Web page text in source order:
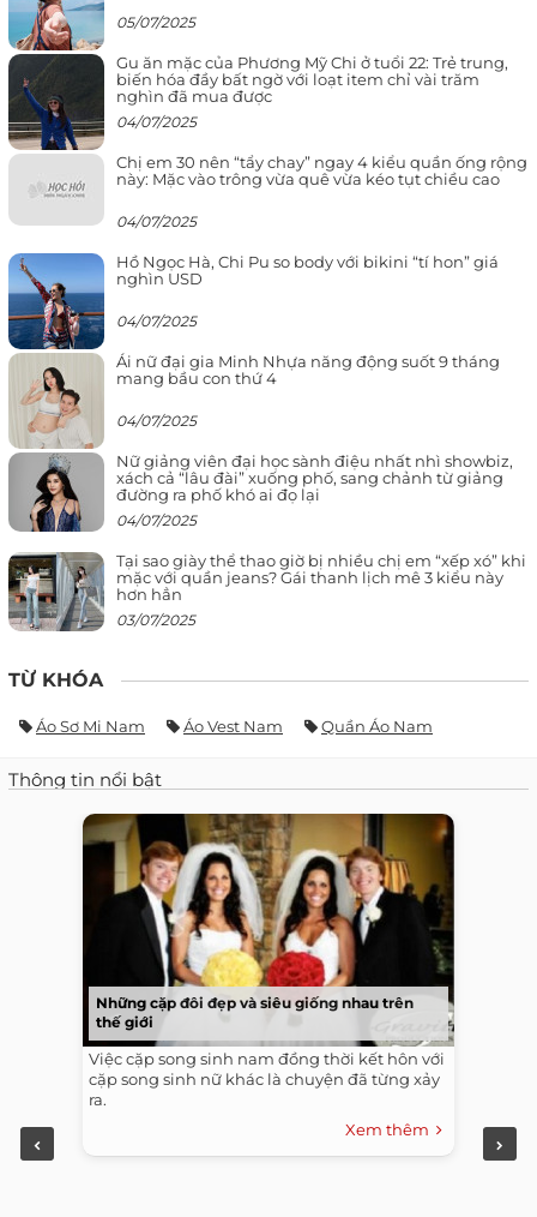
05/07/2025
Gu ăn mặc của Phương Mỹ Chi ở tuổi 22: Trẻ trung,
biến hóa đầy bất ngờ với loạt item chỉ vài trăm
nghìn đã mua được
04/07/2025
Chị em 30 nên “tẩy chay” ngay 4 kiểu quần ống rộng
này: Mặc vào trông vừa quê vừa kéo tụt chiều cao
04/07/2025
Hồ Ngọc Hà, Chi Pu so body với bikini “tí hon” giá
nghìn USD
04/07/2025
Ái nữ đại gia Minh Nhựa năng động suốt 9 tháng
mang bầu con thứ 4
04/07/2025
Nữ giảng viên đại học sành điệu nhất nhì showbiz,
xách cả “lâu đài” xuống phố, sang chảnh từ giảng
đường ra phố khó ai đọ lại
04/07/2025
Tại sao giày thể thao giờ bị nhiều chị em “xếp xó” khi
mặc với quần jeans? Gái thanh lịch mê 3 kiểu này
hơn hẳn
03/07/2025
TỪ KHÓA
Áo Sơ Mi Nam Áo Vest Nam Quần Áo Nam
Thông tin nổi bật
Những cặp đôi đẹp và siêu giống nhau trên
thế giới
Việc cặp song sinh nam đồng thời kết hôn với
cặp song sinh nữ khác là chuyện đã từng xảy
ra.
Xem thêm